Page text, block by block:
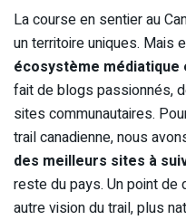
La course en sentier au
un territoire uniques. Mais
écosystème médiatique
fait de blogs passionnés,
sites communautaires.
trail canadienne, nous
des meilleurs sites à
reste du pays. Un point
autre vision du trail, plus